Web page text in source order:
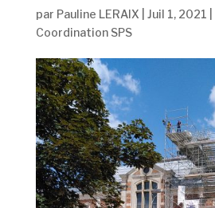
par Pauline LERAIX Juil 1, 2021
Coordination SPS